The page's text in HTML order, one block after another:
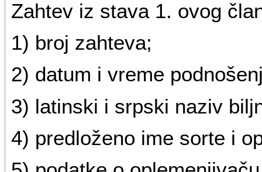
Zahtev iz stava 1. ovog
1) broj zahteva;
2) datum i vreme
3) latinski i srpski naziv
4) predloženo ime sorte i